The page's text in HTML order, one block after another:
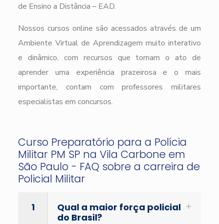
de Ensino a Distância – EAD.
Nossos cursos online são acessados através de um
Ambiente Virtual de Aprendizagem muito interativo
e dinâmico, com recursos que tornam o ato de
aprender uma experiência prazeirosa e o mais
importante, contam com professores militares
especialistas em concursos.
Curso Preparatório para a Polícia
Militar PM SP na Vila Carbone em
São Paulo - FAQ sobre a carreira de
Policial Militar
1
Qual a maior força policial
do Brasil?